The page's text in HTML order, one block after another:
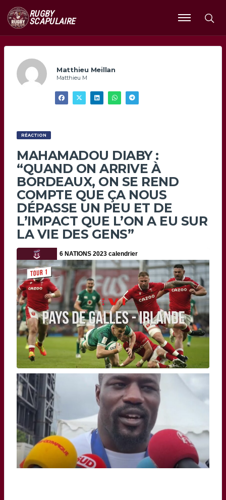
RUGBY
SCAPULAIRE
Ouvrir
le
Matthieu Meillan
Matthieu M
RÉACTION
MAHAMADOU DIABY :
“QUAND ON ARRIVE À
BORDEAUX, ON SE REND
COMPTE QUE ÇA NOUS
DÉPASSE UN PEU ET DE
L’IMPACT QUE L’ON A EU SUR
LA VIE DES GENS”